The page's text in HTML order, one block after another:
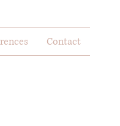
Contact